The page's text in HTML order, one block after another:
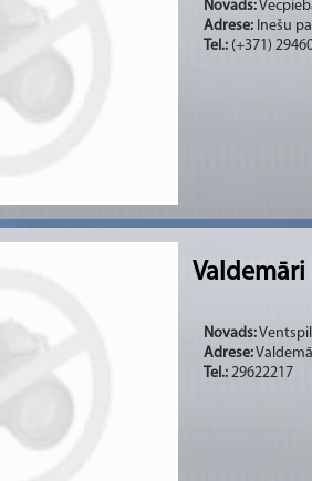
Novads:
Adrese: Inešu
Tel.: (+371)
Valdemāri
Novads:
Adrese:
Tel.: 29622217